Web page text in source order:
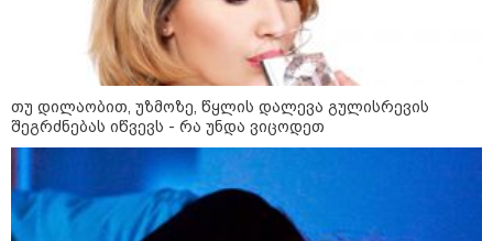
და პოზიტიური განწყობა დაგეხმარებათ, რომ დასახულ
მიზნებს ეტაპობრივად მიაღწიოთ.
როგორ მოვამზადოთ
ვეგეტარიანული ფალაფელი
თუ დილაობით, უზმოზე, წყლის დალევა გულისრევის
შეგრძნებას იწვევს - რა უნდა ვიცოდეთ